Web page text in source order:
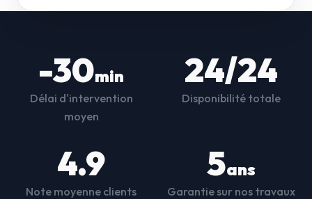
-30min
Délai d'intervention
moyen
24/24
Disponibilité totale
4.9
Note moyenne clients
5ans
Garantie sur nos travaux